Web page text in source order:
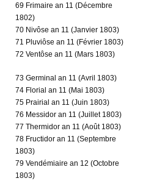
69 Frimaire an 11 (Décembre
1802)
70 Nivôse an 11 (Janvier 1803)
71 Pluviôse an 11 (Février 1803)
72 Ventôse an 11 (Mars 1803)
73 Germinal an 11 (Avril 1803)
74 Florial an 11 (Mai 1803)
75 Prairial an 11 (Juin 1803)
76 Messidor an 11 (Juillet 1803)
77 Thermidor an 11 (Août 1803)
78 Fructidor an 11 (Septembre
1803)
79 Vendémiaire an 12 (Octobre
1803)